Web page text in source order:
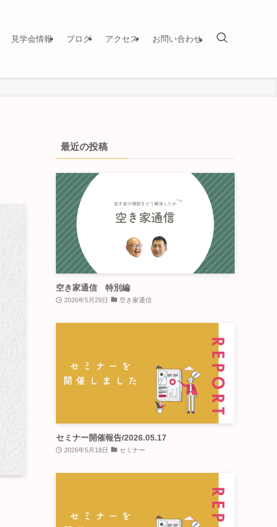
見学会情報 ブログ アクセス お問い合わせ
最近の投稿
空き家通信 特別編
2026年5月29日 空き家通信
セミナー開催報告/2026.05.17
2026年5月18日 セミナー